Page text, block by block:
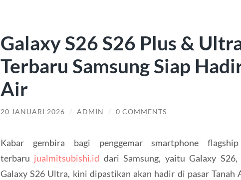
Galaxy S26 S26 Plus &
Terbaru Samsung Siap
Air
20 JANUARI 2026 / ADMIN / 0 COMMENTS
Kabar gembira bagi penggemar smartphone
terbaru jualmitsubishi.id dari Samsung, yaitu Galaxy
Galaxy S26 Ultra, kini dipastikan akan hadir di pasar Tanah